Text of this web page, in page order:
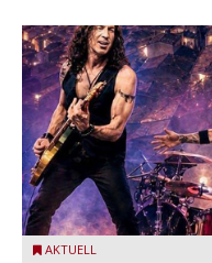
Stef Burns, Will Hunt und
AKTUELL